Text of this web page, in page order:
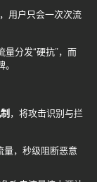
用户只会一次次流
分发“硬抗”，而
，将攻击识别与拦
量，秒级阻断恶意